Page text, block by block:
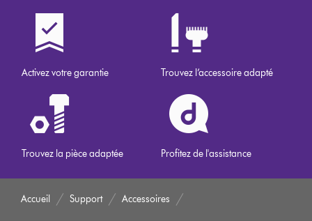
Activez votre garantie Trouvez l’accessoire adapté
Trouvez la pièce adaptée Profitez de l'assistance
Accueil Support Accessoires